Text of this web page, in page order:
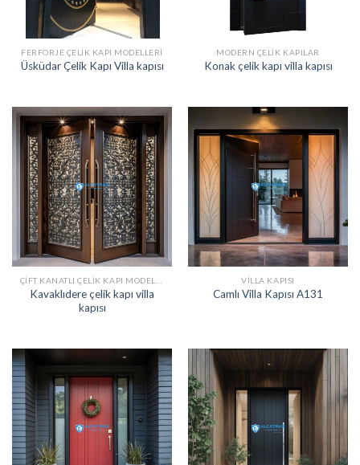
FERFORJE ÇELIK KAPI MODELLERI
Üsküdar Çelik Kapı Villa kapısı
MODERN ÇELIK KAPILAR
Konak çelik kapı villa kapısı
Kavaklıdere çelik kapı villa
kapısı
VILLA KAPISI
Camlı Villa Kapısı A131